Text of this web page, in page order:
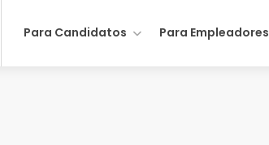
Para Candidatos Para Empleadores